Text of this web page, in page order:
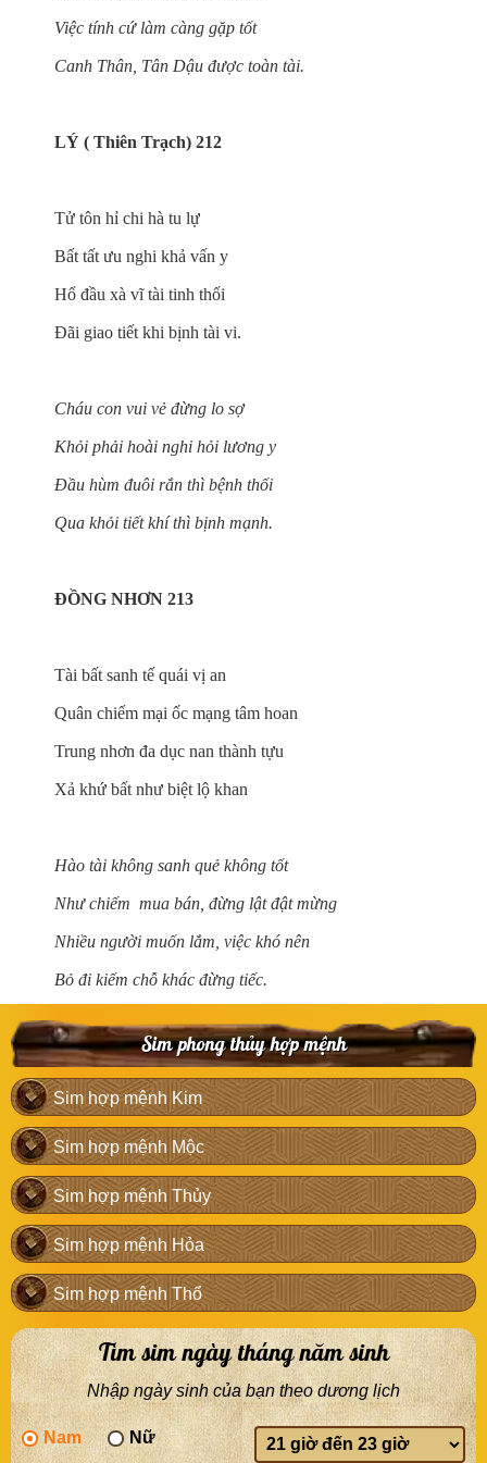
Việc tính cứ làm càng gặp tốt
Canh Thân, Tân Dậu được toàn tài.
LÝ ( Thiên Trạch) 212
Tử tôn hỉ chi hà tu lự
Bất tất ưu nghi khả vấn y
Hổ đầu xà vĩ tài tinh thối
Đãi giao tiết khi bịnh tài vi.
Cháu con vui vẻ đừng lo sợ
Khỏi phải hoài nghi hỏi lương y
Đầu hùm đuôi rắn thì bệnh thối
Qua khỏi tiết khí thì bịnh mạnh.
ĐỒNG NHƠN 213
Tài bất sanh tế quái vị an
Quân chiếm mại ốc mạng tâm hoan
Trung nhơn đa dục nan thành tựu
Xả khứ bất như biệt lộ khan
Hào tài không sanh quẻ không tốt
Như chiếm mua bán, đừng lật đật mừng
Nhiều người muốn lắm, việc khó nên
Bỏ đi kiếm chỗ khác đừng tiếc.
Sim phong thủy hợp mệnh
Sim hợp mệnh Kim
Sim hợp mệnh Mộc
Sim hợp mệnh Thủy
Sim hợp mệnh Hỏa
Sim hợp mệnh Thổ
Tìm sim ngày tháng năm sinh
Nhập ngày sinh của bạn theo dương lịch
Nam Nữ Giờ